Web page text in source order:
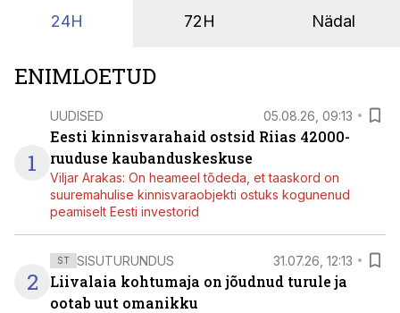
24H 72H Nädal
ENIMLOETUD
1
UUDISED 05.08.26, 09:13
Eesti kinnisvarahaid ostsid Riias 42000-
ruuduse kaubanduskeskuse
Viljar Arakas: On heameel tõdeda, et taaskord on
suuremahulise kinnisvaraobjekti ostuks kogunenud
peamiselt Eesti investorid
2
ST SISUTURUNDUS 31.07.26, 12:13
Liivalaia kohtumaja on jõudnud turule ja
ootab uut omanikku